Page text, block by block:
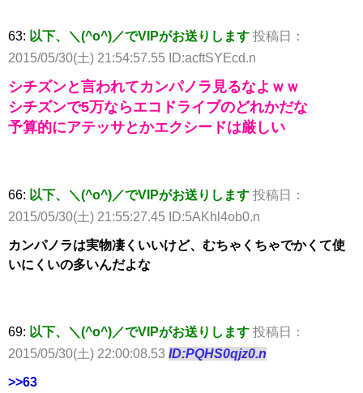
63: 以下、＼(^o^)／でVIPがお送りします 投稿日：
2015/05/30(土) 21:54:57.55 ID:acftSYEcd.n
シチズンと言われてカンパノラ見るなよｗｗ
シチズンで5万ならエコドライブのどれかだな
予算的にアテッサとかエクシードは厳しい
66: 以下、＼(^o^)／でVIPがお送りします 投稿日：
2015/05/30(土) 21:55:27.45 ID:5AKhl4ob0.n
カンパノラは実物凄くいいけど、むちゃくちゃでかくて使
いにくいの多いんだよな
69: 以下、＼(^o^)／でVIPがお送りします 投稿日：
2015/05/30(土) 22:00:08.53 ID:PQHS0qjz0.n
>>63